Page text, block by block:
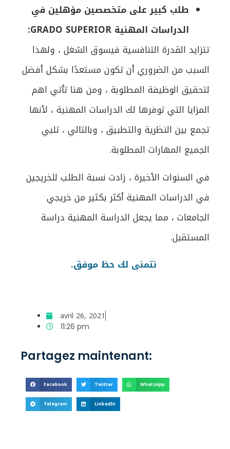
طلب كبير على متخصصين مؤهلين في
الدراسات المهنية GRADO SUPERIOR:
تتزايد القدرة التنافسية فيسوق الشغل ، ولهذا
السبب من الضروري أن تكون مستعدًا بشكل أفضل
لتحقيق الوظيفة المطلوبة ، ومن هنا تأتي اهم
المزايا التي توفرها لك الدراسات المهنية ، لأنها
تجمع بين النظرية والتطبيق ، وبالتالي ، تلبي
الجميع المهارات المطلوبة.
في السنوات الأخيرة ، زادت نسبة الطلب للخريجين
في الدراسات المهنية أكثر بكثير من خريجي
الجامعات ، مما يجعل الدراسة المهنية دراسة
المستقبل.
نتمنى لك حظ موفق.
avril 26, 2021
11:26 pm
Partagez maintenant:
Facebook Twitter WhatsApp
Telegram LinkedIn